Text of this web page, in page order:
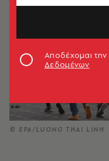
© EPA/LUONG THAI LINH
Αποδέχομαι την
Δεδομένων